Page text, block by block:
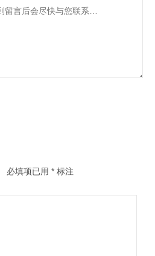
必填项已用 * 标注